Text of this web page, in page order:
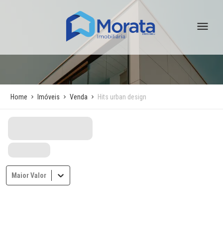
Home Imóveis Venda Hits urban design
Maior Valor